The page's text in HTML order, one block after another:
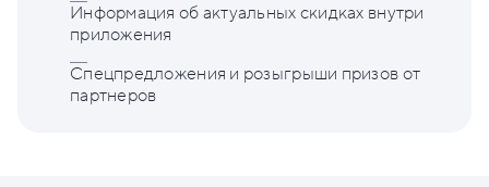
Информация об актуальных скидках внутри
приложения
Спецпредложения и розыгрыши призов от
партнеров